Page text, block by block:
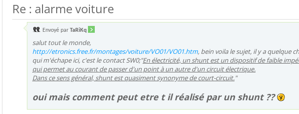
Re : alarme voiture
Envoyé par TaRiKq
salut tout le monde,
http://etronics.free.fr/montages/voiture/VO01/VO01.htm, bein voila le sujet, il y a quelque
qui m'échape ici, c'est le contact SW0;"En électricité, un shunt est un dispositif de faible
qui permet au courant de passer d'un point à un autre d'un circuit électrique.
Dans ce sens général, shunt est quasiment synonyme de court-circuit."
oui mais comment peut etre t il réalisé par un shunt ??